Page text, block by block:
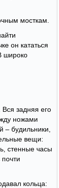
мосткам.
он кататься
широко
задняя его
ножами
будильники,
вещи:
стенные часы
кольца: